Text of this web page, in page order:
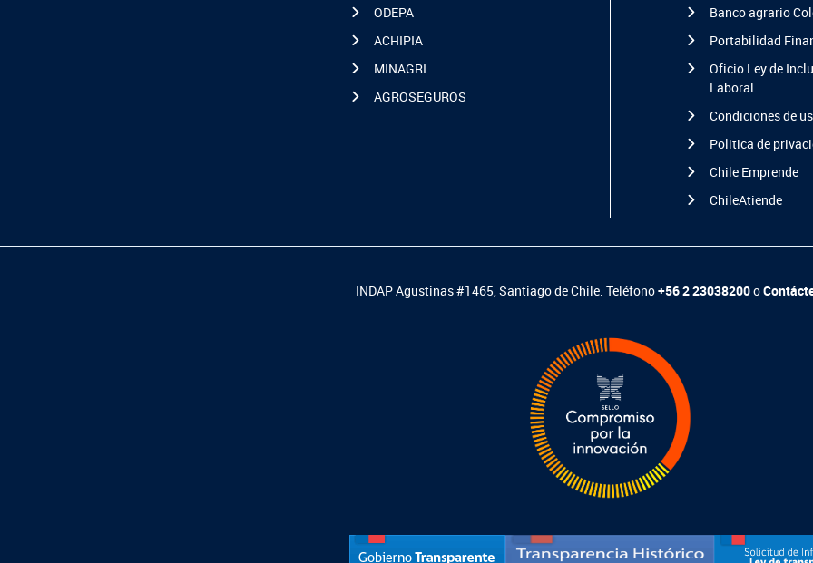
ODEPA
ACHIPIA
MINAGRI
AGROSEGUROS
Banco agrario
Portabilidad
Oficio Ley de
Laboral
Condiciones de
Politica de
Chile Emprende
ChileAtiende
INDAP Agustinas #1465, Santiago de Chile. Teléfono+56 2 23038200o